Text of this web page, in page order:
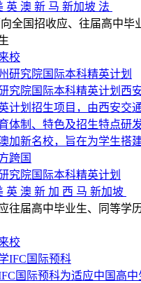
英 澳 新 马 新加坡 法
全国招收应、往届高中毕
校
究院国际本科精英计划西
计划招生项目，由西安交
体制、特色及招生特点研
加新名校，旨在为学生搭
跨国
究院国际本科精英计划
英 澳 新 加 西 马 新加坡
往届高中毕业生、同等学
校
国际预科为适应中国高